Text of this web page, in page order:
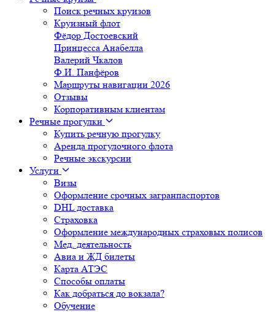
Поиск речных круизов
Круизный флот
Фёдор Достоевский
Принцесса Анабелла
Валерий Чкалов
Ф.И. Панфёров
Маршруты навигации 2026
Отзывы
Корпоративным клиентам
Речные прогулки
Купить речную прогулку
Аренда прогулочного флота
Речные экскурсии
Услуги
Визы
Оформление срочных загранпаспортов
DHL доставка
Страховка
Оформление международных страховых полисов
Мед. деятельность
Авиа и ЖД билеты
Карта АТЭС
Способы оплаты
Как добраться до вокзала?
Обучение